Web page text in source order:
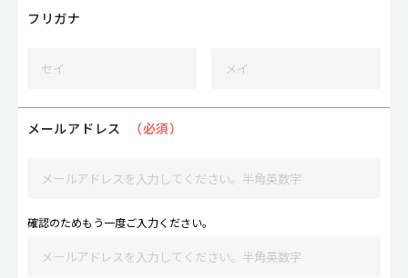
フリガナ
メールアドレス （必須）
確認のためもう一度ご入力ください。